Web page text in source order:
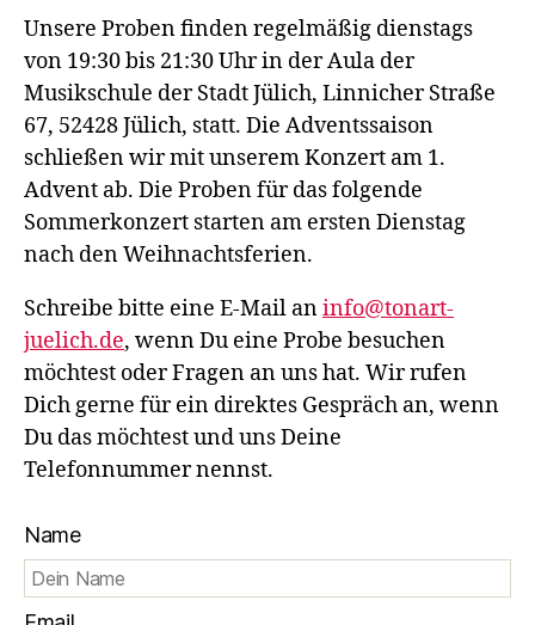
Unsere Proben finden regelmäßig dienstags
von 19:30 bis 21:30 Uhr in der Aula der
Musikschule der Stadt Jülich, Linnicher Straße
67, 52428 Jülich, statt. Die Adventssaison
schließen wir mit unserem Konzert am 1.
Advent ab. Die Proben für das folgende
Sommerkonzert starten am ersten Dienstag
nach den Weihnachtsferien.
Schreibe bitte eine E-Mail aninfo@tonart-
juelich.de, wenn Du eine Probe besuchen
möchtest oder Fragen an uns hat. Wir rufen
Dich gerne für ein direktes Gespräch an, wenn
Du das möchtest und uns Deine
Telefonnummer nennst.
Name